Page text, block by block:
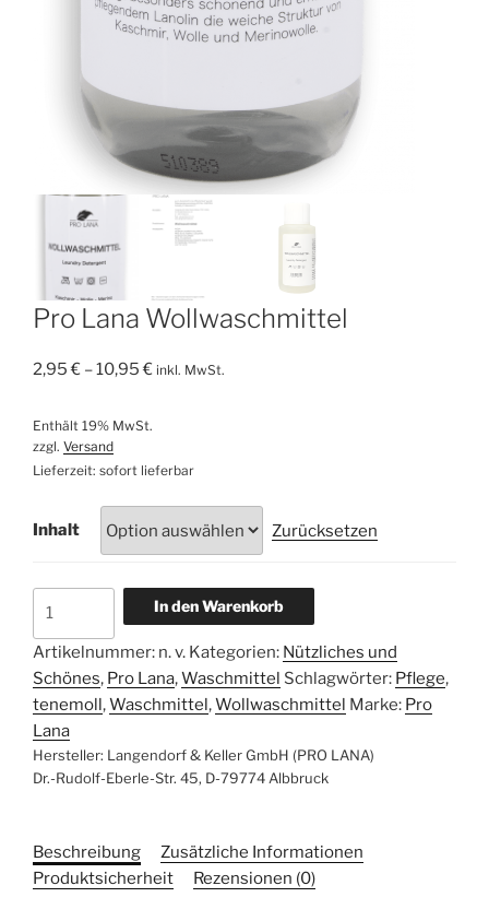
Pro Lana Wollwaschmittel
2,95€ –10,95€Preisspanne:
inkl. MwSt.
Enthält 19% MwSt.
zzgl. Versand
Lieferzeit: sofort lieferbar
Inhalt Zurücksetzen
Wollwaschmittel
Menge
In den Warenkorb
Artikelnummer: n. v. Kategorien: Nützliches und
Schönes, Pro Lana,Waschmittel Schlagwörter: Pflege,
tenemoll,Waschmittel,Wollwaschmittel Marke: Pro
Lana
Hersteller: Langendorf & Keller GmbH (PRO LANA)
Dr.-Rudolf-Eberle-Str. 45, D-79774 Albbruck
Beschreibung
Zusätzliche Informationen
Produktsicherheit
Rezensionen (0)